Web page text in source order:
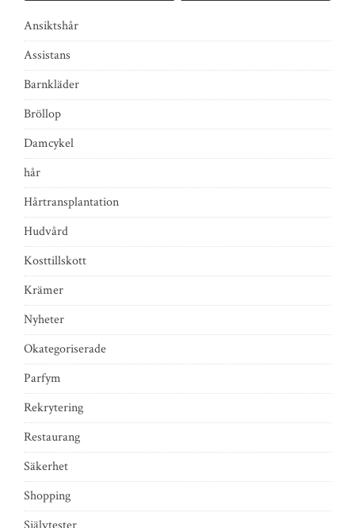
Ansiktshår
Assistans
Barnkläder
Bröllop
Damcykel
hår
Hårtransplantation
Hudvård
Kosttillskott
Krämer
Nyheter
Okategoriserade
Parfym
Rekrytering
Restaurang
Säkerhet
Shopping